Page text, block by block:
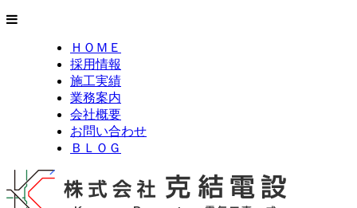
ＨＯＭＥ
採用情報
施工実績
業務案内
会社概要
お問い合わせ
ＢＬＯＧ